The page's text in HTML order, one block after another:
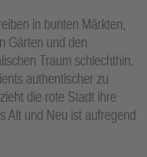
in bunten Märkten,
Gärten und den
Traum schlechthin.
authentischer zu
die rote Stadt ihre
Alt und Neu ist aufregend